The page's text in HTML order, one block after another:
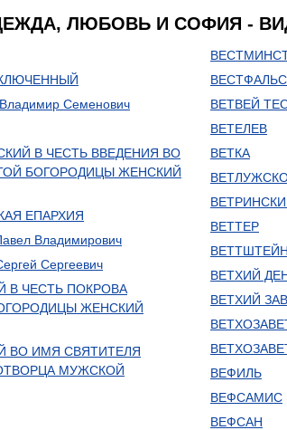
ЛЮБОВЬ И СОФИЯ -
Семенович
В ЧЕСТЬ ВВЕДЕНИЯ ВО
БОГОРОДИЦЫ ЖЕНСКИЙ
ЕПАРХИЯ
Владимирович
Сергеевич
В ЧЕСТЬ ПОКРОВА
ЖЕНСКИЙ
ВО ИМЯ СВЯТИТЕЛЯ
МУЖСКОЙ
ВЕТВЕЙ
ВЕТЕЛЕВ
ВЕТКА
ВЕТТЕР
ВЕТТШТЕЙН
ВЕТХИЙ
ВЕТХИЙ
ВЕФИЛЬ
ВЕФСАМИС
ВЕФСАН